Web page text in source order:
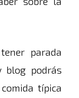
parada
blog podrás
típica